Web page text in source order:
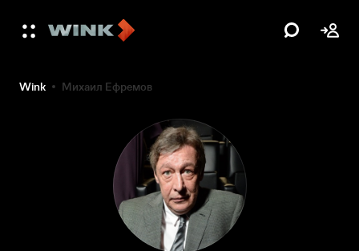
Wink Михаил Ефремов